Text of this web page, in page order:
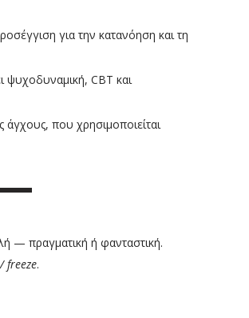
για την κατανόηση και τη
ψυχοδυναμική, CBT και
άγχους, που χρησιμοποιείται
— πραγματική ή φανταστική.
freeze.